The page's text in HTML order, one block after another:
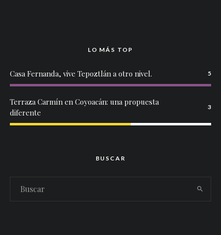
LO MÁS TOP
Casa Fernanda, vive Tepoztlán a otro nivel. 5
Terraza Carmín en Coyoacán: una propuesta
diferente
3
BUSCAR